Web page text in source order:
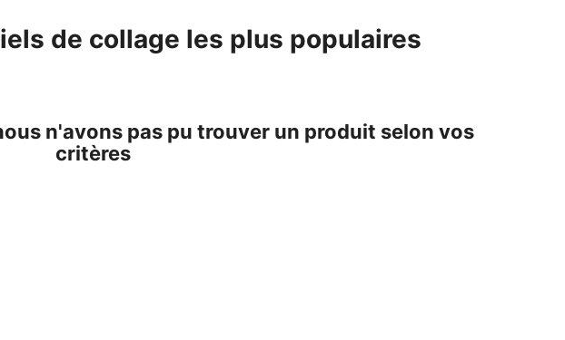
de collage les plus populaires
n'avons pas pu trouver un produit selon vos
critères